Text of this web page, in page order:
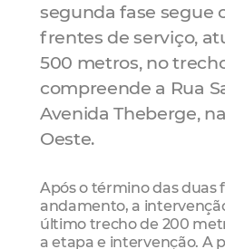
segunda fase segue
frentes de serviço,
500 metros, no
compreende a Rua
Avenida Theberge,
Oeste.
Após o término das duas
andamento, a
último trecho de 200
a etapa e intervenção. A